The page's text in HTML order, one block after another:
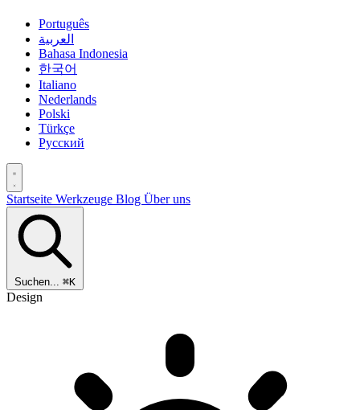
Português
العربية
Bahasa Indonesia
한국어
Italiano
Nederlands
Polski
Türkçe
Русский
Startseite Werkzeuge Blog Über uns
Suchen... ⌘K
Design